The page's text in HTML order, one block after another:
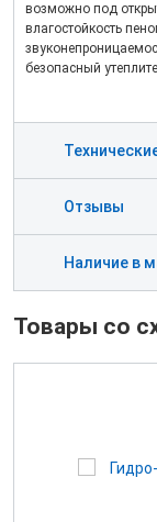
возможно под
влагостойкость
безопасный
Отзывы
Наличие в
Товары со